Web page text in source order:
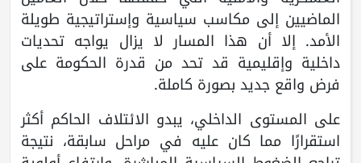
الماضيين إلى مكاسب سياسية وإستراتيجية طويلة
الأمد. إلا أن هذا المسار لا يزال يواجه تحديات
داخلية وإقليمية قد تحد من قدرة الحكومة على
فرض واقع جديد بصورة كاملة.
على المستوى الداخلي، يبدو الائتلاف الحاكم أكثر
استقرارًا مما كان عليه في مراحل سابقة، نتيجة